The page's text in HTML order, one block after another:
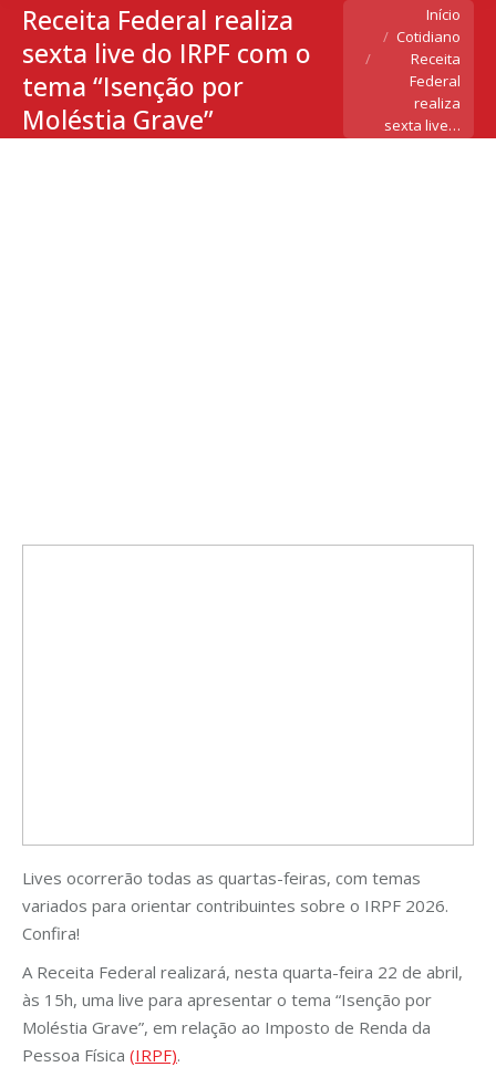
Receita Federal realiza
sexta live do IRPF com o
tema “Isenção por
Moléstia Grave”
Você está aqui:
Início
Cotidiano
Receita
Federal
realiza
sexta live…
Lives ocorrerão todas as quartas-feiras, com temas
variados para orientar contribuintes sobre o IRPF 2026.
Confira!
A Receita Federal realizará, nesta quarta-feira 22 de abril,
às 15h, uma live para apresentar o tema “Isenção por
Moléstia Grave”, em relação ao Imposto de Renda da
Pessoa Física (IRPF).